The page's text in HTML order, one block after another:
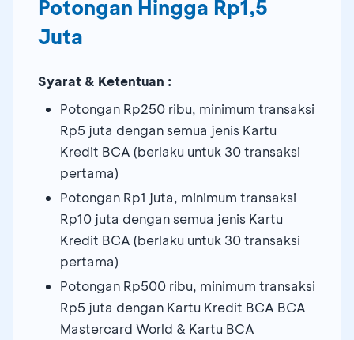
Potongan Hingga Rp1,5
Juta
Syarat & Ketentuan :
Potongan Rp250 ribu, minimum transaksi
Rp5 juta dengan semua jenis Kartu
Kredit BCA (berlaku untuk 30 transaksi
pertama)
Potongan Rp1 juta, minimum transaksi
Rp10 juta dengan semua jenis Kartu
Kredit BCA (berlaku untuk 30 transaksi
pertama)
Potongan Rp500 ribu, minimum transaksi
Rp5 juta dengan Kartu Kredit BCA BCA
Mastercard World & Kartu BCA